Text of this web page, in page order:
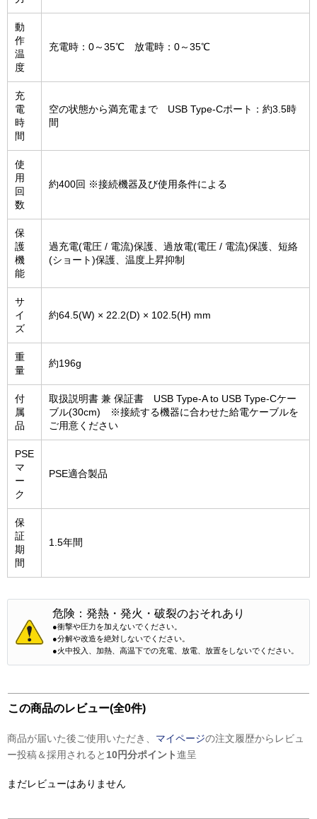
動
作
温
度
充電時：0～35℃ 放電時：0～35℃
充
電
時
間
空の状態から満充電まで USB Type-Cポート：約3.5時
間
使
用
回
数
約400回 ※接続機器及び使用条件による
保
護
機
能
過充電(電圧 / 電流)保護、過放電(電圧 / 電流)保護、短絡
(ショート)保護、温度上昇抑制
サ
イ
ズ
約64.5(W) × 22.2(D) × 102.5(H) mm
重
量
約196g
付
属
品
取扱説明書 兼 保証書 USB Type-A to USB Type-Cケー
ブル(30cm) ※接続する機器に合わせた給電ケーブルを
ご用意ください
PSE
マ
ー
ク
PSE適合製品
保
証
期
間
1.5年間
危険：発熱・発火・破裂のおそれあり
●衝撃や圧力を加えないでください。
●分解や改造を絶対しないでください。
●火中投入、加熱、高温下での充電、放電、放置をしないでください。
この商品のレビュー(全0件)
商品が届いた後ご使用いただき、 マイページの注文履歴からレビュ
ー投稿＆採用されると 10円分ポイント進呈
まだレビューはありません